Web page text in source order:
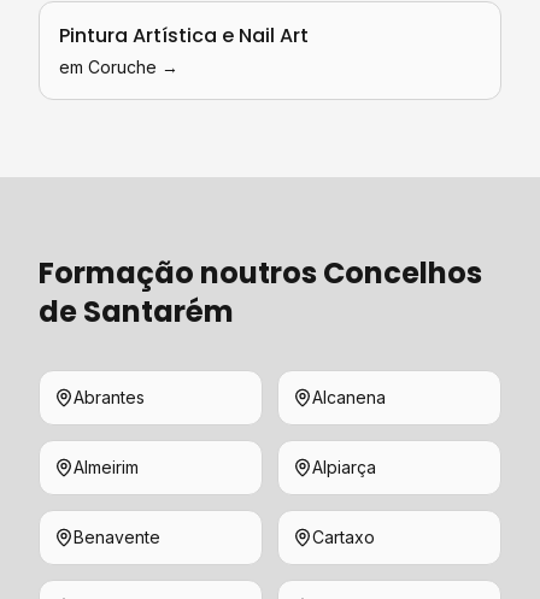
Pintura Artística e Nail Art
em Coruche →
Formação noutros Concelhos
deSantarém
Abrantes Alcanena
Almeirim Alpiarça
Benavente Cartaxo